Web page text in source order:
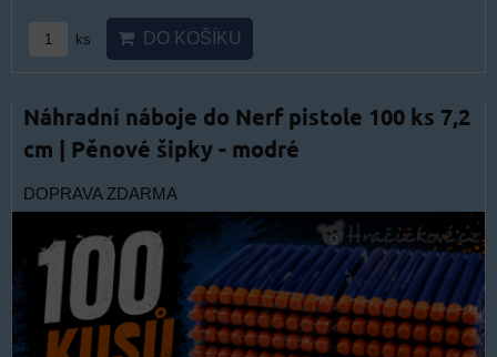
ks DO KOŠÍKU
Náhradní náboje do Nerf pistole 100 ks 7,2
cm | Pěnové šipky - modré
DOPRAVA ZDARMA